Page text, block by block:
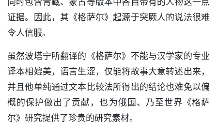
证据。因此，其《格萨尔》起源于突厥人的说法很难
令人信服。
虽然波塔宁所翻译的《格萨尔》不能与汉学家的专业
译本相媲美，语言生涩，仅能将故事大意转述出来，
并且他单纯通过文本比较法所得出的结论也难免以偏
概的保护做出了贡献，也为俄国、乃至世界《格萨
尔》研究提供了珍贵的研究素材。